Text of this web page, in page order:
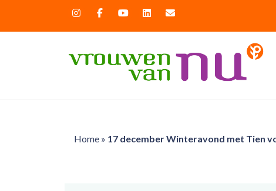
Home» 17 december Winteravond met Tien